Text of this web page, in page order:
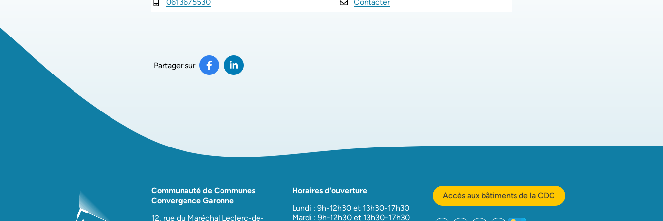
INFOS UTILES
0613675530 Contacter
Partager sur Partager sur Facebook
(ouverture dans un nouvel onglet)
Partager sur LinkedIn
(ouverture dans un nouvel onglet)
Communauté de Communes
Convergence Garonne
12, rue du Maréchal Leclerc-de-
Horaires d'ouverture
Lundi : 9h-12h30 et 13h30-17h30
Mardi : 9h-12h30 et 13h30-17h30
Accès aux bâtiments de la CDC